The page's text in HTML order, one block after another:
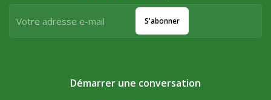
S'abonner
Démarrer une conversation